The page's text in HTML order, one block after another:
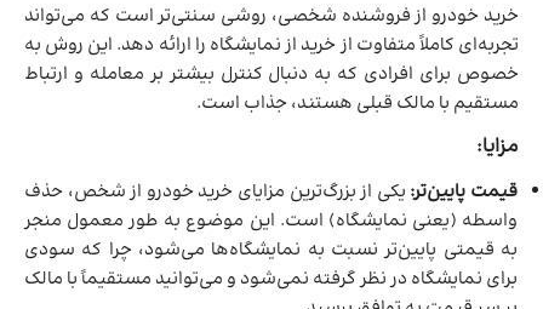
خرید خودرو از فروشنده شخصی، روشی سنتی‌تر است که می‌تواند
تجربه‌ای کاملاً متفاوت از خرید از نمایشگاه را ارائه دهد. این روش به
خصوص برای افرادی که به دنبال کنترل بیشتر بر معامله و ارتباط
مستقیم با مالک قبلی هستند، جذاب است.
مزایا:
قیمت پایین‌تر: یکی از بزرگ‌ترین مزایای خرید خودرو از شخص، حذف
واسطه (یعنی نمایشگاه) است. این موضوع به طور معمول منجر
به قیمتی پایین‌تر نسبت به نمایشگاه‌ها می‌شود، چرا که سودی
برای نمایشگاه در نظر گرفته نمی‌شود و می‌توانید مستقیماً با مالک